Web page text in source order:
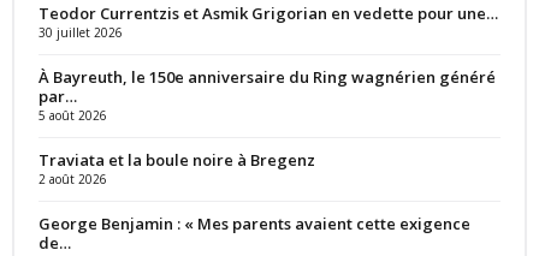
Teodor Currentzis et Asmik Grigorian en vedette pour une…
30 juillet 2026
À Bayreuth, le 150e anniversaire du Ring wagnérien généré
par…
5 août 2026
Traviata et la boule noire à Bregenz
2 août 2026
George Benjamin : « Mes parents avaient cette exigence
de…